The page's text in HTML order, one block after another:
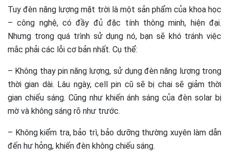
Tuy đèn năng lượng mặt trời là một sản phẩm của khoa học
– công nghệ, có đầy đủ đặc tính thông minh, hiện đại.
Nhưng trong quá trình sử dụng nó, bạn sẽ khó tránh việc
mắc phải các lỗi cơ bản nhất. Cụ thể:
– Không thay pin năng lượng, sử dụng đèn năng lượng trong
thời gian dài. Lâu ngày, cell pin cũ sẽ bị chai sẽ giảm thời
gian chiếu sáng. Cũng như khiến ánh sáng của đèn solar bị
mờ và không sáng rõ như trước.
– Không kiểm tra, bảo trì, bảo dưỡng thường xuyên làm dẫn
đến hư hỏng, khiến đèn không chiếu sáng.